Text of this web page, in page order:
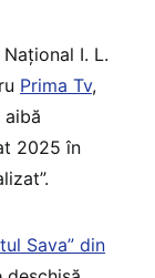
I. L.
Prima Tv,
2025 în
Sava” din